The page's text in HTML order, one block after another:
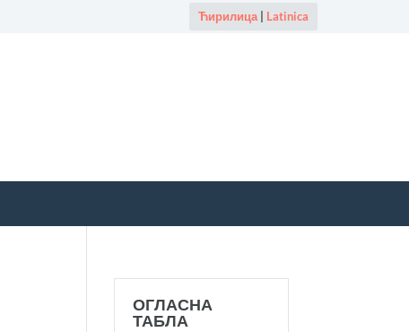
Ћирилица| Latinica
ОГЛАСНА
ТАБЛА